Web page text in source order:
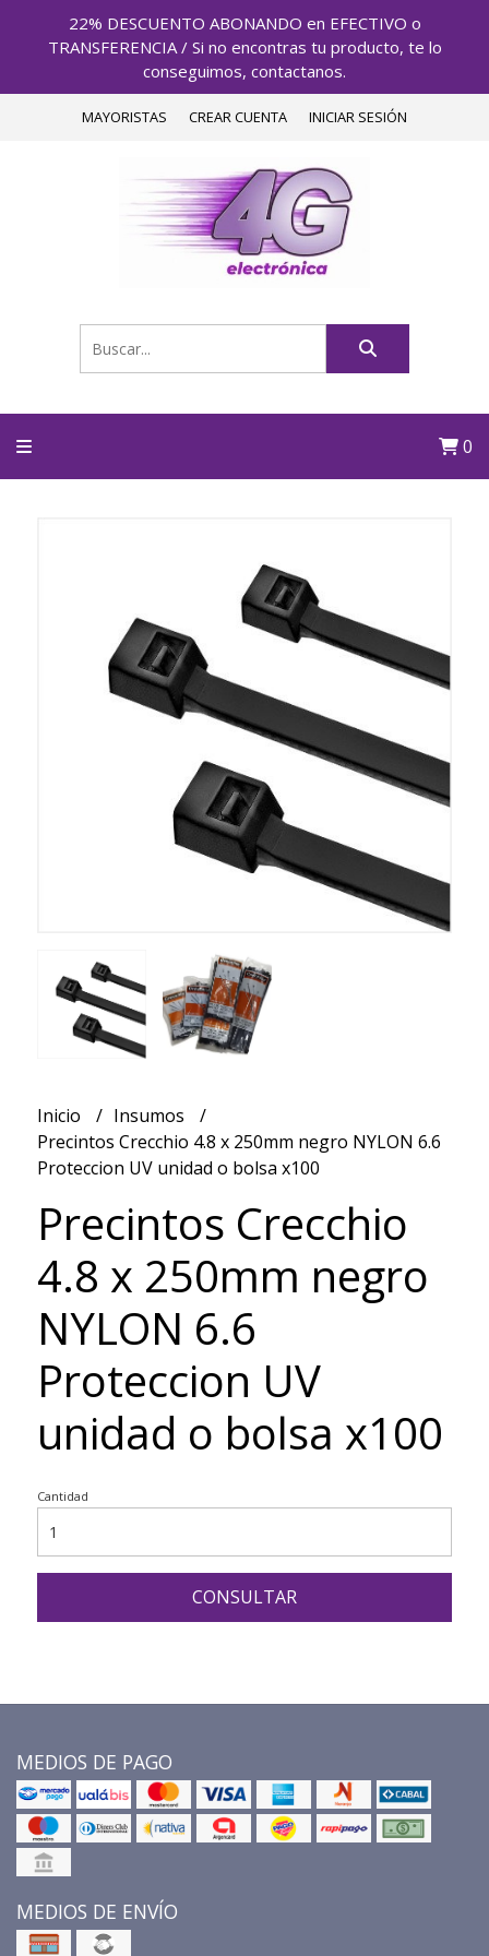
22% DESCUENTO ABONANDO en EFECTIVO o
TRANSFERENCIA / Si no encontras tu producto, te lo
conseguimos, contactanos.
MAYORISTAS CREAR CUENTA INICIAR SESIÓN
0
Inicio
Insumos
Precintos Crecchio 4.8 x 250mm negro NYLON 6.6
Proteccion UV unidad o bolsa x100
Precintos Crecchio
4.8 x 250mm negro
NYLON 6.6
Proteccion UV
unidad o bolsa x100
Cantidad
CONSULTAR
MEDIOS DE PAGO
MEDIOS DE ENVÍO